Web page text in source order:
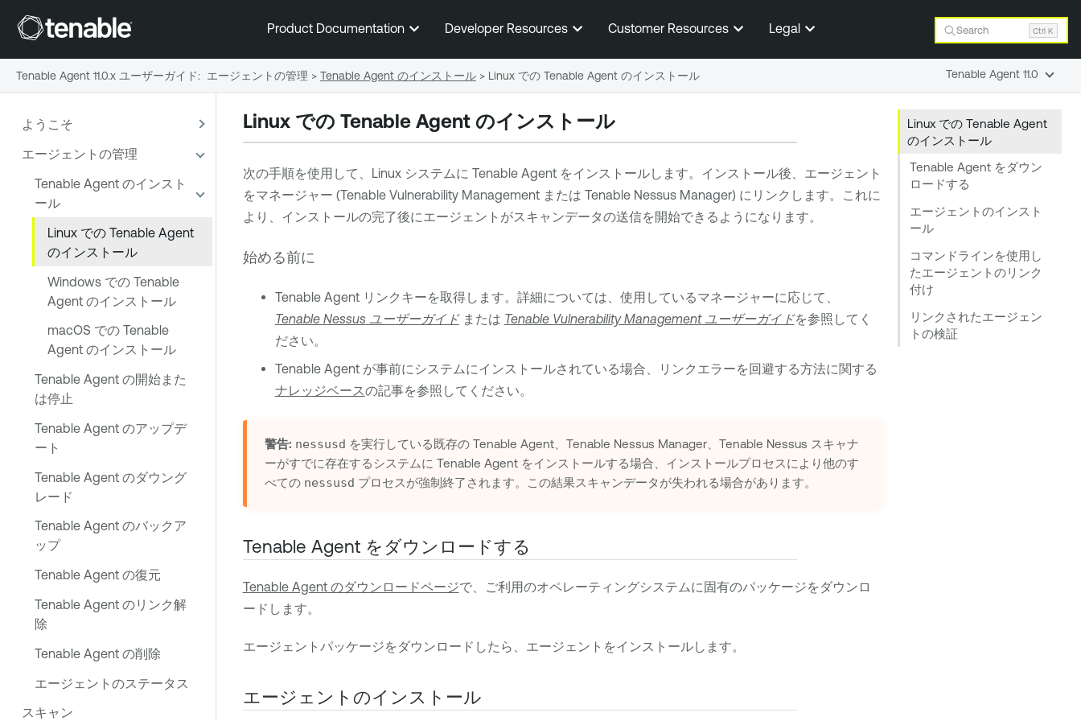
メインコンテンツに移動する
Product Documentation Developer Resources Customer Resources Legal Search Ctrl K
ようこそ
エージェントの管理
Tenable Agent のインスト
ール
Linux での Tenable Agent
のインストール
Windows での Tenable
Agent のインストール
macOS での Tenable
Agent のインストール
Tenable Agent の開始また
は停止
Tenable Agent のアップデ
ート
Tenable Agent のダウング
レード
Tenable Agent のバックア
ップ
Tenable Agent の復元
Tenable Agent のリンク解
除
Tenable Agent の削除
エージェントのステータス
スキャン
Linux での Tenable Agent
のインストール
Tenable Agent をダウン
ロードする
エージェントのインスト
ール
コマンドラインを使用し
たエージェントのリンク
付け
リンクされたエージェン
トの検証
Linux での Tenable Agentのインストール
次の手順を使用して、Linux システムに Tenable Agentをインストールします。インストール後、エージェント
をマネージャー (Tenable Vulnerability Managementまたは Tenable Nessus Manager) にリンクします。これに
より、インストールの完了後にエージェントがスキャンデータの送信を開始できるようになります。
始める前に
Tenable Agentリンクキーを取得します。詳細については、使用しているマネージャーに応じて、
Tenable Nessusユーザーガイドまたは Tenable Vulnerability Managementユーザーガイドを参照してく
ださい。
Tenable Agentが事前にシステムにインストールされている場合、リンクエラーを回避する方法に関する
ナレッジベースの記事を参照してください。
警告: nessusd を実行している既存のTenable Agent 、Tenable Nessus Manager 、Tenable Nessus スキャナ
ーがすでに存在するシステムにTenable Agent をインストールする場合、インストールプロセスにより他のす
べての nessusd プロセスが強制終了されます。この結果スキャンデータが失われる場合があります。
Tenable Agentをダウンロードする
Tenable Agentのダウンロードページで、ご利用のオペレーティングシステムに固有のパッケージをダウンロ
ードします。
エージェントパッケージをダウンロードしたら、エージェントをインストールします。
エージェントのインストール
Tenable Agent 11.0.x ユーザーガイド: エージェントの管理 > Tenable Agent のインストール > Linux での Tenable Agent のインストール Tenable Agent 11.0